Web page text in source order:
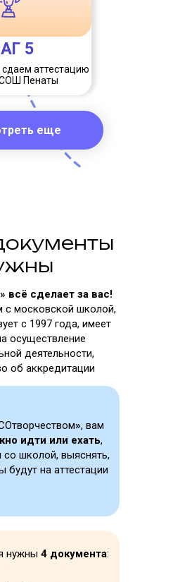
еще
5
аттестацию
Пенаты
», вам
идти или ехать,
со школой, выяснять,
будут на аттестации
всё сделает за вас!
с московской школой,
с 1997 года, имеет
осуществление
деятельности,
об аккредитации
нужны 4 документа: